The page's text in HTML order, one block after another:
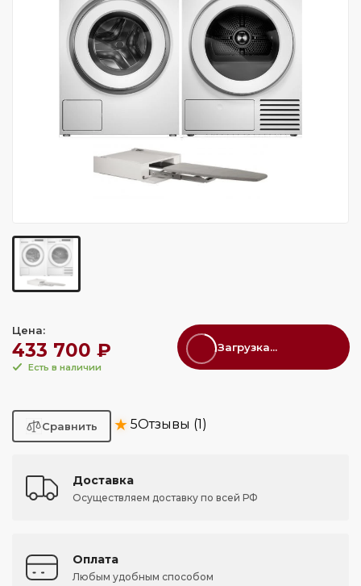
Цена:
433 700 ₽
Есть в наличии
Загрузка...
★ 5Отзывы (1)
Доставка
Осуществляем доставку по всей РФ
Оплата
Любым удобным способом